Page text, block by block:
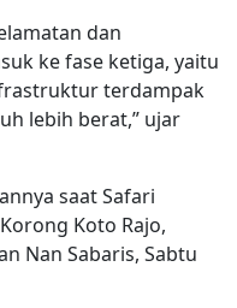
dan
ke fase ketiga, yaitu
terdampak
lebih berat,” ujar
saat Safari
Koto Rajo,
Nan Sabaris, Sabtu